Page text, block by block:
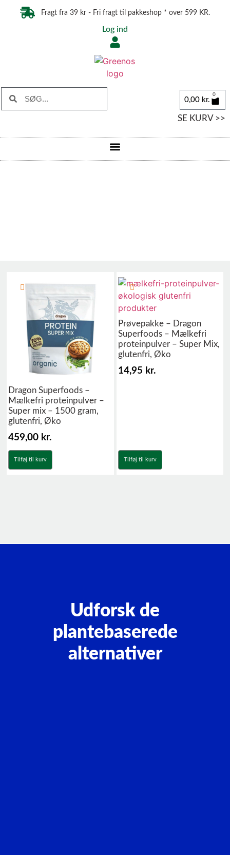
Fragt fra 39 kr - Fri fragt til pakkeshop * over 599 KR.
Log ind
0,00 kr.
0
SE KURV >>
Dragon Superfoods –
Mælkefri proteinpulver –
Super mix – 1500 gram,
glutenfri, Øko
459,00 kr.
Tilføj til kurv
Prøvepakke – Dragon
Superfoods – Mælkefri
proteinpulver – Super Mix,
glutenfri, Øko
14,95 kr.
Tilføj til kurv
Udforsk de
plantebaserede
alternativer